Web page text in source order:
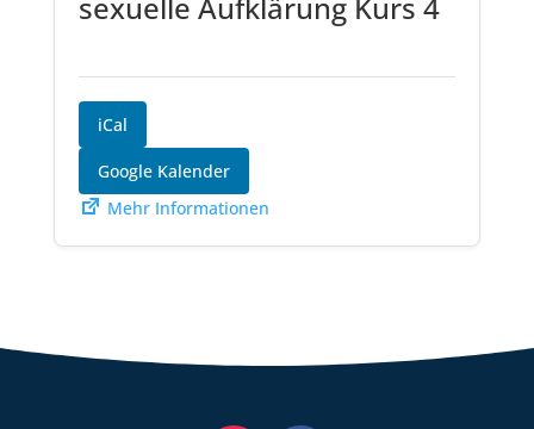
sexuelle Aufklärung Kurs 4
iCal
Google Kalender
Mehr Informationen